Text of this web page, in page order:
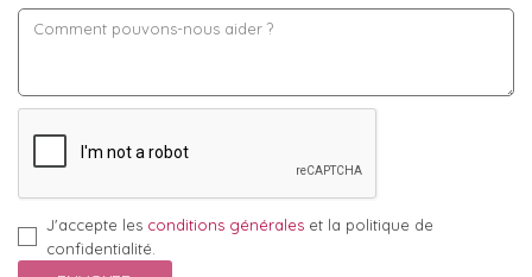
J'accepte les conditions générales et la politique de
confidentialité.